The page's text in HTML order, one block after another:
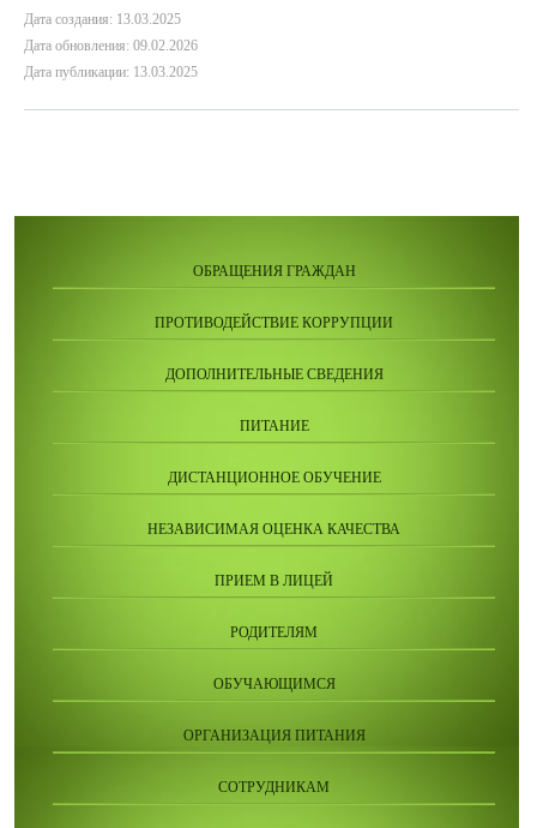
Дата создания: 13.03.2025
Дата обновления: 09.02.2026
Дата публикации: 13.03.2025
ОБРАЩЕНИЯ ГРАЖДАН
ПРОТИВОДЕЙСТВИЕ КОРРУПЦИИ
ДОПОЛНИТЕЛЬНЫЕ СВЕДЕНИЯ
ПИТАНИЕ
ДИСТАНЦИОННОЕ ОБУЧЕНИЕ
НЕЗАВИСИМАЯ ОЦЕНКА КАЧЕСТВА
ПРИЕМ В ЛИЦЕЙ
РОДИТЕЛЯМ
ОБУЧАЮЩИМСЯ
ОРГАНИЗАЦИЯ ПИТАНИЯ
СОТРУДНИКАМ